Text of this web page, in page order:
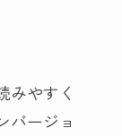
みやすく
バージョ